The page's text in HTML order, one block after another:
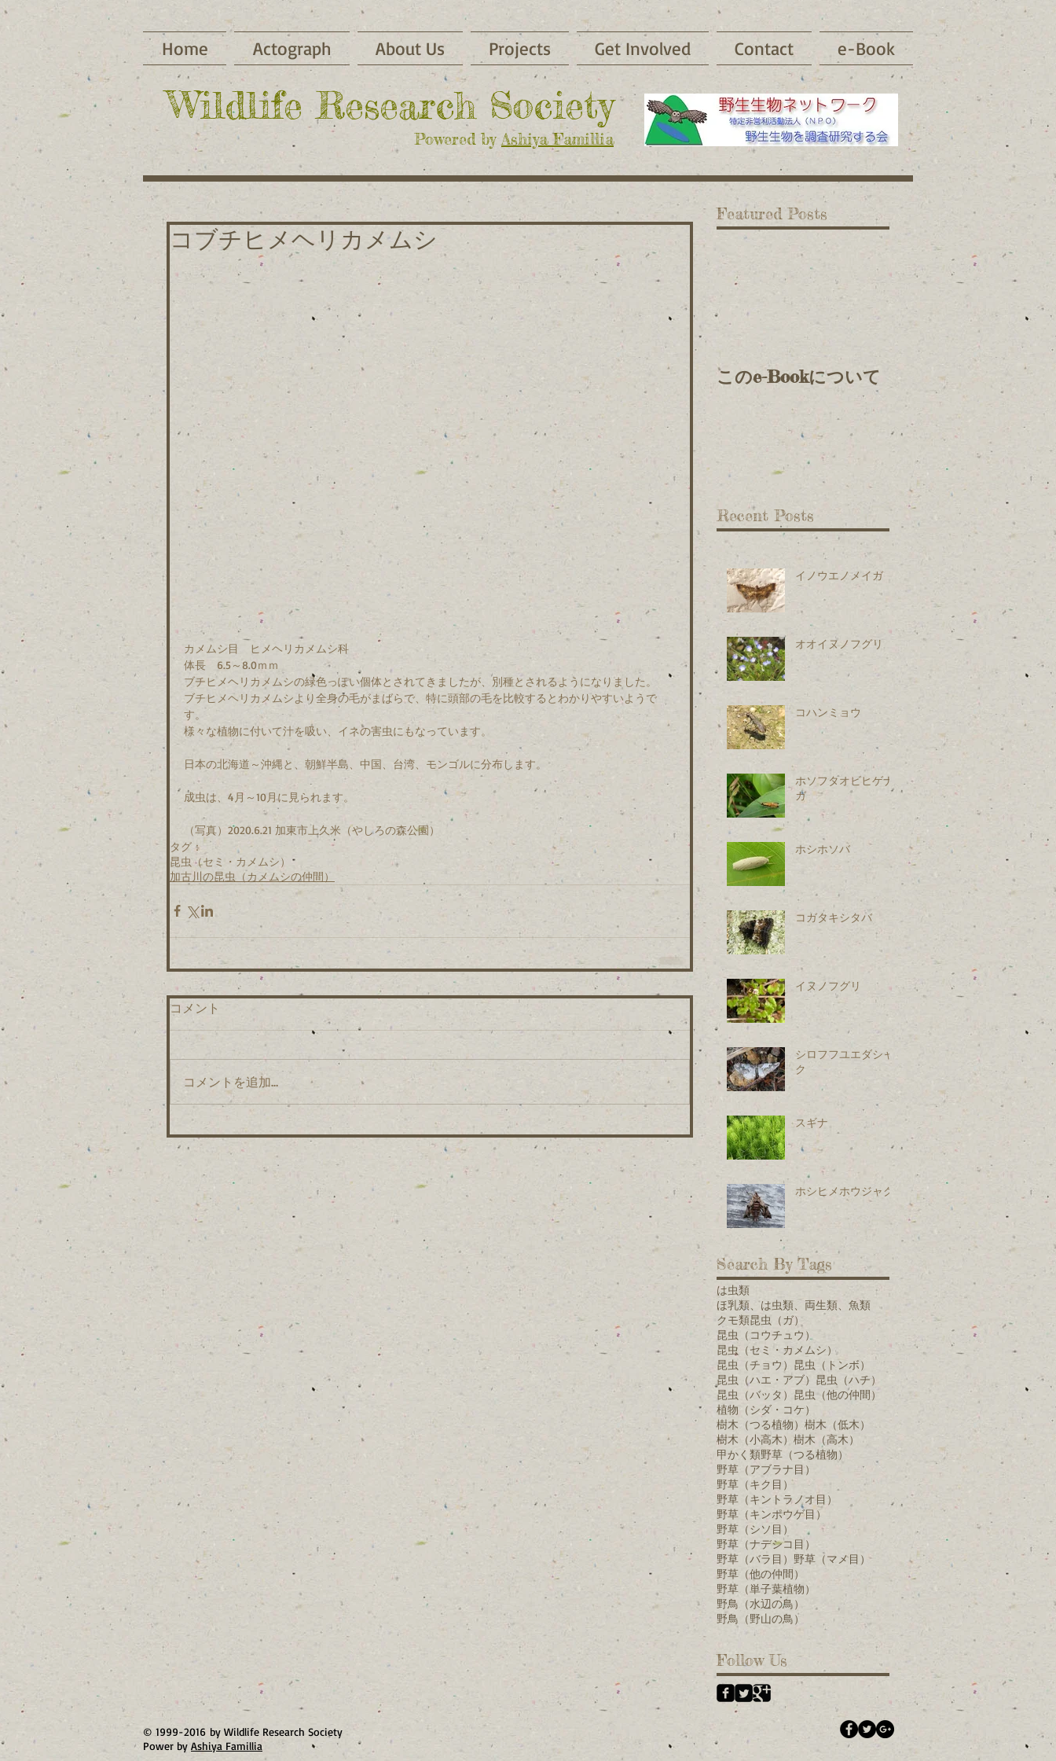
Home Actograph About Us Projects Get Involved Contact e-Book
​Wildlife Research Society
Powered by Ashiya Famillia
コブチヒメヘリカメムシ
カメムシ目　ヒメヘリカメムシ科
体長　6.5～8.0ｍｍ
ブチヒメヘリカメムシの緑色っぽい個体とされてきましたが、別種とされるようになりました。
ブチヒメヘリカメムシより全身の毛がまばらで、特に頭部の毛を比較するとわかりやすいようで
す。
様々な植物に付いて汁を吸い、イネの害虫にもなっています。
日本の北海道～沖縄と、朝鮮半島、中国、台湾、モンゴルに分布します。
成虫は、4月～10月に見られます。
（写真）2020.6.21 加東市上久米（やしろの森公園）
タグ：
昆虫（セミ・カメムシ）
加古川の昆虫（カメムシの仲間）
コメント
コメントを追加…
Featured Posts
このe-Bookについて
Recent Posts
イノウエノメイガ
オオイヌノフグリ
コハンミョウ
ホソフタオビヒゲナ
ガ
ホシホソバ
コガタキシタバ
イヌノフグリ
シロフフユエダシャ
ク
スギナ
ホシヒメホウジャク
Search By Tags
は虫類
ほ乳類、は虫類、両生類、魚類
クモ類昆虫（ガ）
昆虫（コウチュウ）
昆虫（セミ・カメムシ）
昆虫（チョウ） 昆虫（トンボ）
昆虫（ハエ・アブ） 昆虫（ハチ）
昆虫（バッタ） 昆虫（他の仲間）
植物（シダ・コケ）
樹木（つる植物） 樹木（低木）
樹木（小高木） 樹木（高木）
甲かく類野草（つる植物）
野草（アブラナ目）
野草（キク目）
野草（キントラノオ目）
野草（キンポウゲ目）
野草（シソ目）
野草（ナデシコ目）
野草（バラ目） 野草（マメ目）
野草（他の仲間）
野草（単子葉植物）
野鳥（水辺の鳥）
野鳥（野山の鳥）
Follow Us
© 1999-2016 by Wildlife Research Society
Power by Ashiya Famillia